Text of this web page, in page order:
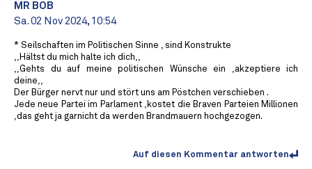
MR BOB ️
Sa. 02 Nov 2024, 10:54
* Seilschaften im Politischen Sinne , sind Konstrukte
,,Hältst du mich halte ich dich,,
,,Gehts du auf meine politischen Wünsche ein ,akzeptiere ich
deine,,
Der Bürger nervt nur und stört uns am Pöstchen verschieben .
Jede neue Partei im Parlament ,kostet die Braven Parteien Millionen
,das geht ja garnicht da werden Brandmauern hochgezogen.
Auf diesen Kommentar antworten